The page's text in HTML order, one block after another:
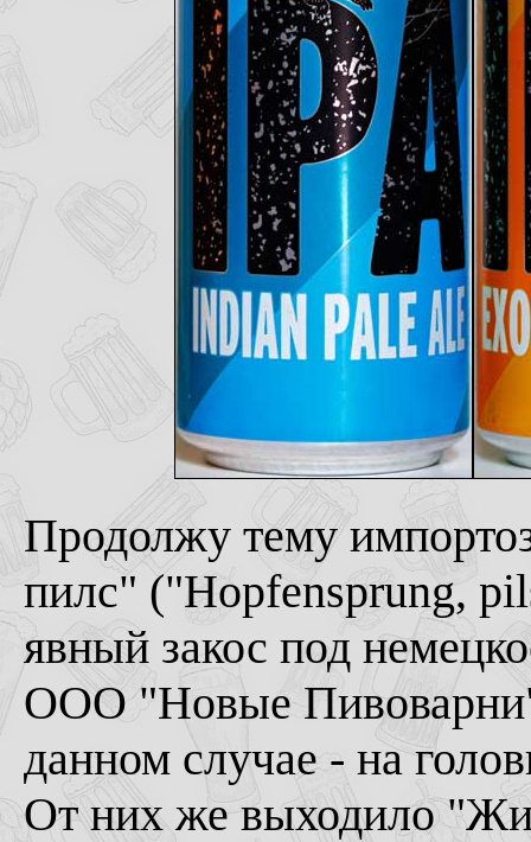
Продолжу тему
пилс" ("Hopfensprung,
явный закос под
ООО "Новые
данном случае - на
От них же выходило